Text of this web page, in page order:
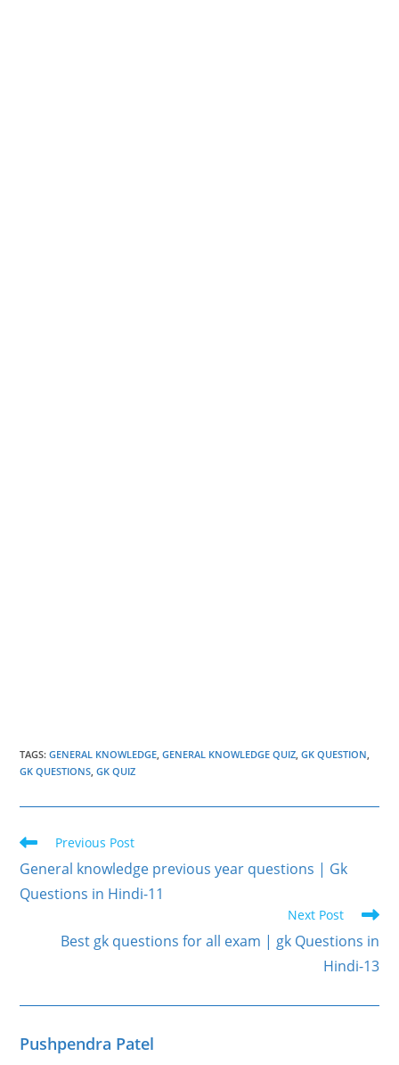
TAGS:GENERAL KNOWLEDGE, GENERAL KNOWLEDGE QUIZ, GK QUESTION,
GK QUESTIONS, GK QUIZ
Read
articles
Previous Post
General knowledge previous year questions | Gk
Questions in Hindi-11
Next Post
Best gk questions for all exam | gk Questions in
Hindi-13
Pushpendra Patel